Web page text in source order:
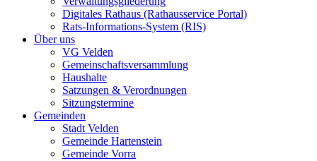
Digitales Rathaus (Rathausservice Portal)
Rats-Informations-System (RIS)
Über uns
VG Velden
Gemeinschaftsversammlung
Haushalte
Satzungen & Verordnungen
Sitzungstermine
Gemeinden
Stadt Velden
Gemeinde Hartenstein
Gemeinde Vorra